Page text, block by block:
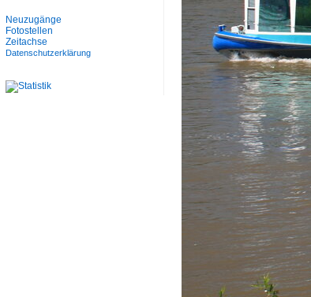
Neuzugänge
Fotostellen
Zeitachse
Datenschutzerklärung